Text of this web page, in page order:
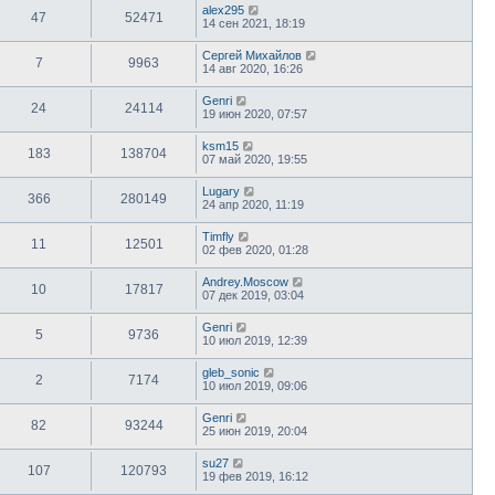
47 52471
alex295
14 сен 2021, 18:19
7 9963
Сергей Михайлов
14 авг 2020, 16:26
24 24114
Genri
19 июн 2020, 07:57
183 138704
ksm15
07 май 2020, 19:55
366 280149
Lugary
24 апр 2020, 11:19
11 12501
Timfly
02 фев 2020, 01:28
10 17817
Andrey.Moscow
07 дек 2019, 03:04
5 9736
Genri
10 июл 2019, 12:39
2 7174
gleb_sonic
10 июл 2019, 09:06
82 93244
Genri
25 июн 2019, 20:04
107 120793
su27
19 фев 2019, 16:12